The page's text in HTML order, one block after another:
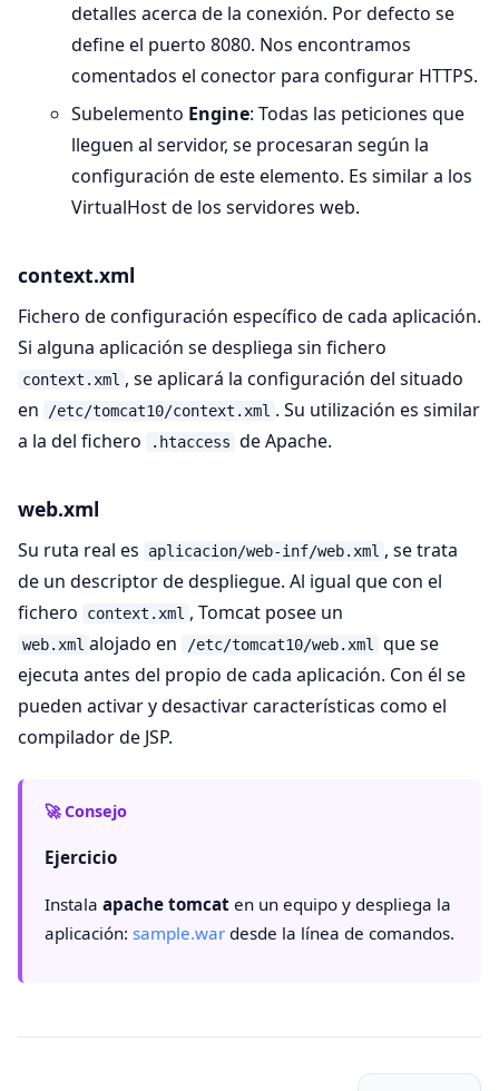
detalles acerca de la conexión. Por defecto se
define el puerto 8080. Nos encontramos
comentados el conector para configurar HTTPS.
Subelemento Engine: Todas las peticiones que
lleguen al servidor, se procesaran según la
configuración de este elemento. Es similar a los
VirtualHost de los servidores web.
context.xml
Fichero de configuración específico de cada aplicación.
Si alguna aplicación se despliega sin fichero
context.xml , se aplicará la configuración del situado
en
/etc/tomcat10/context.xml . Su utilización es similar
a la del fichero
.htaccess de Apache.
web.xml
Su ruta real es aplicacion/web-inf/web.xml , se trata
de un descriptor de despliegue. Al igual que con el
fichero
context.xml , Tomcat posee un
web.xml alojado en /etc/tomcat10/web.xml
que se
ejecuta antes del propio de cada aplicación. Con él se
pueden activar y desactivar características como el
compilador de JSP.
🚀 Consejo
Ejercicio
Instala apache tomcat en un equipo y despliega la
aplicación: sample.war desde la línea de comandos.